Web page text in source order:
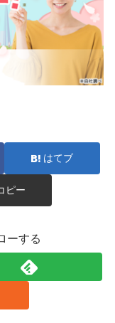
はてブ
ピー
ーする